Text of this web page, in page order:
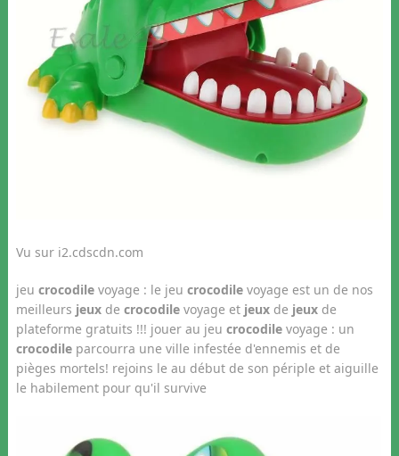
Vu sur i2.cdscdn.com
jeu crocodilevoyage : le jeu crocodilevoyage est un de nos
meilleurs jeuxde crocodilevoyage et jeuxde jeuxde
plateforme gratuits !!! jouer au jeu crocodilevoyage : un
crocodileparcourra une ville infestée d'ennemis et de
pièges mortels! rejoins le au début de son périple et aiguille
le habilement pour qu'il survive